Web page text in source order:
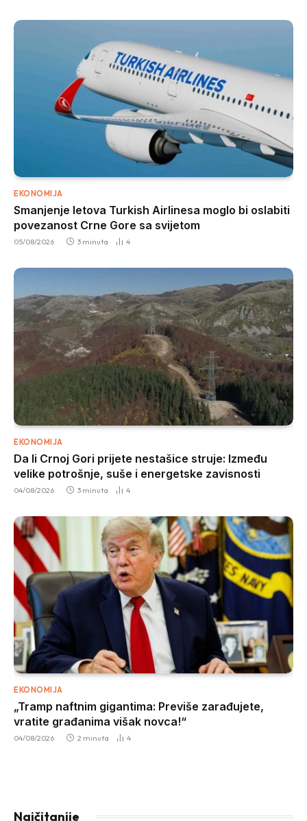
EKONOMIJA
Smanjenje letova Turkish Airlinesa moglo bi oslabiti
povezanost Crne Gore sa svijetom
05/08/2026 3 minuta 4
EKONOMIJA
Da li Crnoj Gori prijete nestašice struje: Između
velike potrošnje, suše i energetske zavisnosti
04/08/2026 3 minuta 4
EKONOMIJA
„Tramp naftnim gigantima: Previše zarađujete,
vratite građanima višak novca!“
04/08/2026 2 minuta 4
Najčitanije